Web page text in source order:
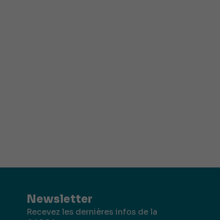
Newsletter
Recevez les dernières infos de la